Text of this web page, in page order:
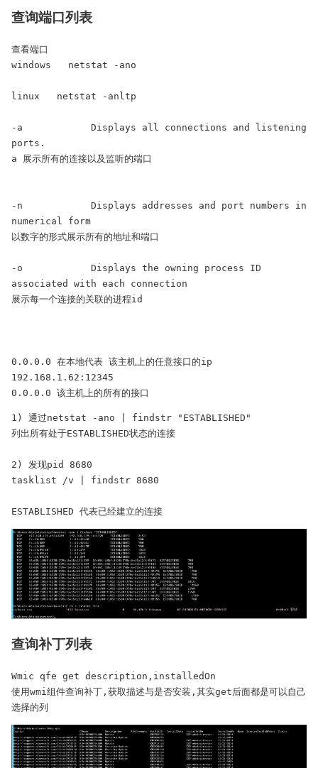
查询端口列表
查看端口
windows   netstat -ano
linux   netstat -anltp
-a            Displays all connections and listening
ports.
a 展示所有的连接以及监听的端口
-n            Displays addresses and port numbers in
numerical form
以数字的形式展示所有的地址和端口
-o            Displays the owning process ID
associated with each connection
展示每一个连接的关联的进程id
0.0.0.0 在本地代表 该主机上的任意接口的ip
192.168.1.62:12345
0.0.0.0 该主机上的所有的接口
1) 通过netstat -ano | findstr "ESTABLISHED"
列出所有处于ESTABLISHED状态的连接
2) 发现pid 8680
tasklist /v | findstr 8680
ESTABLISHED 代表已经建立的连接
查询补丁列表
Wmic qfe get description,installedOn
使用wmi组件查询补丁,获取描述与是否安装,其实get后面都是可以自己
选择的列